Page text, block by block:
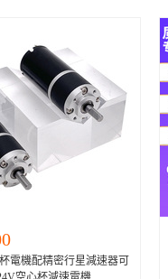
電機配精密行星減速器可